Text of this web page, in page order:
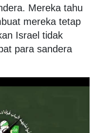
Mereka tahu
mereka tetap
Israel tidak
para sandera